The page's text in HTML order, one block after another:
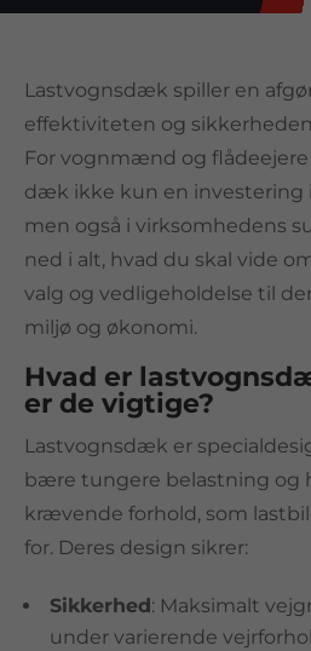
Lastvognsdæk spiller en
effektiviteten og
For vognmænd og
dæk ikke kun en investering
men også i virksomhedens
ned i alt, hvad du skal vide
valg og vedligeholdelse til
miljø og økonomi.
Hvad er
er de vigtige?
Lastvognsdæk er
bære tungere belastning og
krævende forhold, som
for. Deres design sikrer:
Sikkerhed : Maksimalt
under varierende